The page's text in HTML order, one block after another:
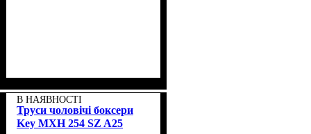
В НАЯВНОСТІ
Труси чоловічі боксери
Key MXH 254 SZ A25